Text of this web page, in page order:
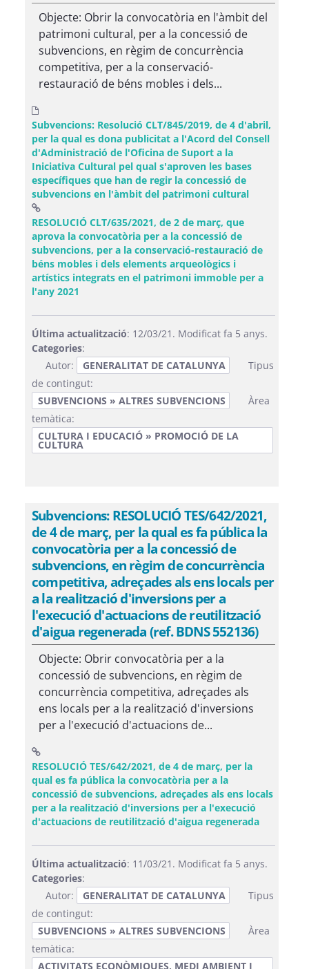
Objecte: Obrir la convocatòria en l'àmbit del
patrimoni cultural, per a la concessió de
subvencions, en règim de concurrència
competitiva, per a la conservació-
restauració de béns mobles i dels...
Subvencions: Resolució CLT/845/2019, de 4 d'abril,
per la qual es dona publicitat a l'Acord del Consell
d'Administració de l'Oficina de Suport a la
Iniciativa Cultural pel qual s'aproven les bases
específiques que han de regir la concessió de
subvencions en l'àmbit del patrimoni cultural
RESOLUCIÓ CLT/635/2021, de 2 de març, que
aprova la convocatòria per a la concessió de
subvencions, per a la conservació-restauració de
béns mobles i dels elements arqueològics i
artístics integrats en el patrimoni immoble per a
l'any 2021
Última actualització: 12/03/21. Modificat fa 5 anys.
Categories:
Autor:
GENERALITAT DE CATALUNYA
Tipus
de contingut:
SUBVENCIONS » ALTRES SUBVENCIONS
Àrea
temàtica:
CULTURA I EDUCACIÓ » PROMOCIÓ DE LA
CULTURA
Subvencions: RESOLUCIÓ TES/642/2021,
de 4 de març, per la qual es fa pública la
convocatòria per a la concessió de
subvencions, en règim de concurrència
competitiva, adreçades als ens locals per
a la realització d'inversions per a
l'execució d'actuacions de reutilització
d'aigua regenerada (ref. BDNS 552136)
Objecte: Obrir convocatòria per a la
concessió de subvencions, en règim de
concurrència competitiva, adreçades als
ens locals per a la realització d'inversions
per a l'execució d'actuacions de...
RESOLUCIÓ TES/642/2021, de 4 de març, per la
qual es fa pública la convocatòria per a la
concessió de subvencions, adreçades als ens locals
per a la realització d'inversions per a l'execució
d'actuacions de reutilització d'aigua regenerada(Obre
Última actualització: 11/03/21. Modificat fa 5 anys.
Categories:
Autor:
GENERALITAT DE CATALUNYA
Tipus
de contingut:
SUBVENCIONS » ALTRES SUBVENCIONS
Àrea
temàtica:
ACTIVITATS ECONÒMIQUES, MEDI AMBIENT I